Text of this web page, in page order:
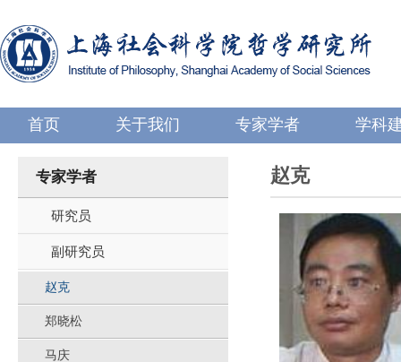
首页 关于我们 专家学者 学科
专家学者
研究员
副研究员
赵克
郑晓松
马庆
赵克